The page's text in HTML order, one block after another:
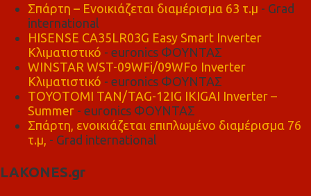
Σπάρτη – Ενοικιάζεται διαμέρισμα 63 τ.μ - Grad
international
HISENSE CA35LR03G Easy Smart Inverter
Κλιματιστικό - euronics ΦΟΥΝΤΑΣ
WINSTAR WST-09WFi/09WFo Inverter
Κλιματιστικό - euronics ΦΟΥΝΤΑΣ
TOYOTOMI TAN/TAG-12IG IKIGAI Inverter –
Summer - euronics ΦΟΥΝΤΑΣ
Σπάρτη, ενοικιάζεται επιπλωμένο διαμέρισμα 76
τ.μ, - Grad international
LAKONES.gr